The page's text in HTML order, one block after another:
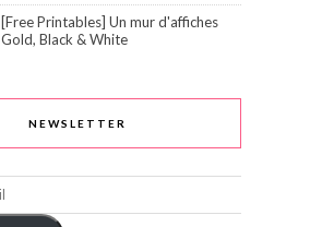
[Free Printables] Un mur d'affiches
Gold, Black & White
NEWSLETTER